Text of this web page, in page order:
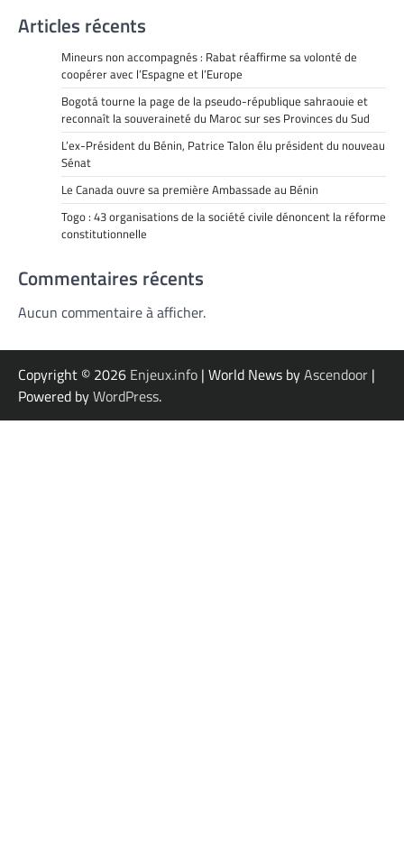
Articles récents
Mineurs non accompagnés : Rabat réaffirme sa volonté de
coopérer avec l’Espagne et l’Europe
Bogotá tourne la page de la pseudo-république sahraouie et
reconnaît la souveraineté du Maroc sur ses Provinces du Sud
L’ex-Président du Bénin, Patrice Talon élu président du nouveau
Sénat
Le Canada ouvre sa première Ambassade au Bénin
Togo : 43 organisations de la société civile dénoncent la réforme
constitutionnelle
Commentaires récents
Aucun commentaire à afficher.
Copyright © 2026 Enjeux.info | World News byAscendoor |
Powered byWordPress.